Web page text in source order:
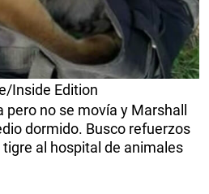
Inside Edition
pero no se movía y Marshall
dormido. Busco refuerzos
al hospital de animales